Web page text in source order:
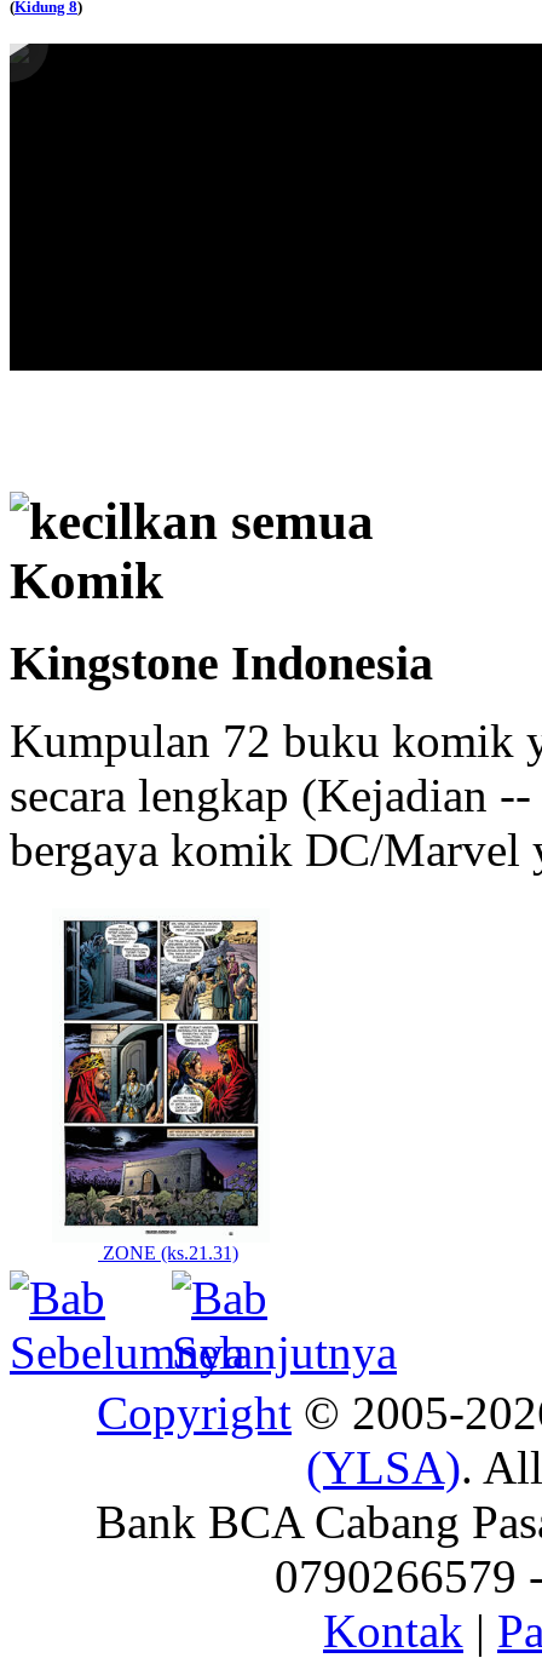
(Kidung 8)
kecilkan semua
Komik
Kingstone Indonesia
Kumpulan 72 buku komik
secara lengkap (Kejadian
bergaya komik DC/Marvel
ZONE (ks.21.31)
Copyright © 2005-
(YLSA).
Bank BCA Cabang
0790266579
Kontak |